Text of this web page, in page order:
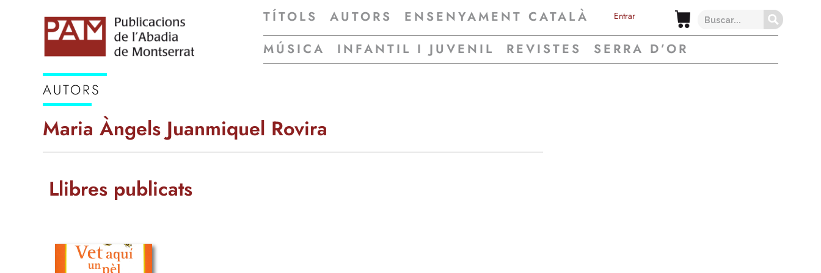
TÍTOLS AUTORS ENSENYAMENT CATALÀ Entrar
MÚSICA INFANTIL I JUVENIL REVISTES SERRA D’OR
AUTORS
Maria Àngels Juanmiquel Rovira
Llibres publicats